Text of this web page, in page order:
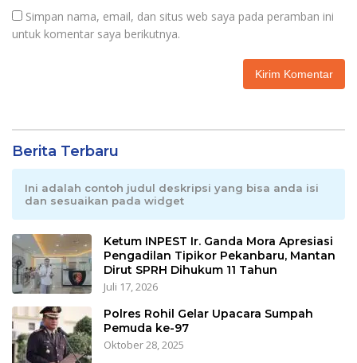
Simpan nama, email, dan situs web saya pada peramban ini
untuk komentar saya berikutnya.
Berita Terbaru
Ini adalah contoh judul deskripsi yang bisa anda isi
dan sesuaikan pada widget
Ketum INPEST Ir. Ganda Mora Apresiasi
Pengadilan Tipikor Pekanbaru, Mantan
Dirut SPRH Dihukum 11 Tahun
Juli 17, 2026
Polres Rohil Gelar Upacara Sumpah
Pemuda ke-97
Oktober 28, 2025